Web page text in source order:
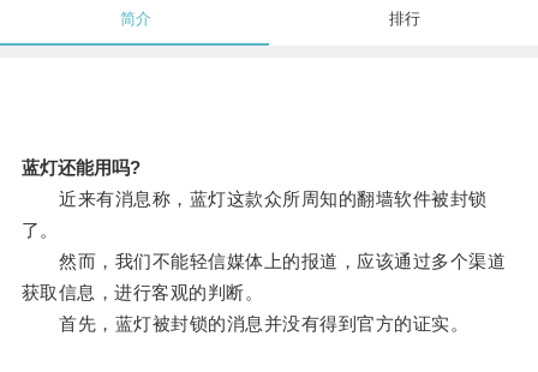
简介 排行
蓝灯还能用吗?
近来有消息称，蓝灯这款众所周知的翻墙软件被封锁
了。
然而，我们不能轻信媒体上的报道，应该通过多个渠道
获取信息，进行客观的判断。
首先，蓝灯被封锁的消息并没有得到官方的证实。